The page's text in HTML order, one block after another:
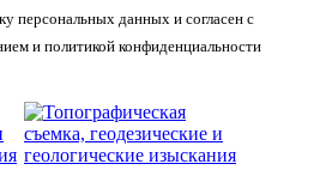
персональных данных и согласен с
и политикой конфиденциальности